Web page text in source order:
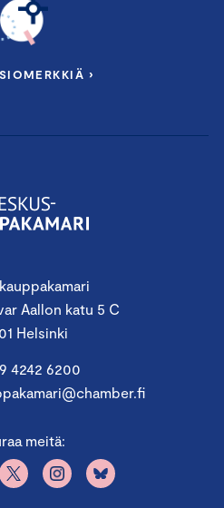
Aallon katu 5 C
Helsinki
4242 6200
meitä:
›